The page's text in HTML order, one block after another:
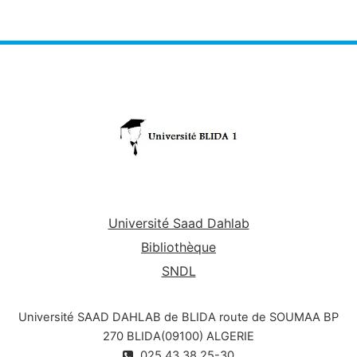
Les enseignants intervenants sont: Dr Abdellaoui,
Université Saad Dahlab
Bibliothèque
SNDL
Université SAAD DAHLAB de BLIDA route de SOUMAA BP
270 BLIDA(09100) ALGERIE